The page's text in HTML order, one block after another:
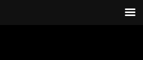
de herramientas